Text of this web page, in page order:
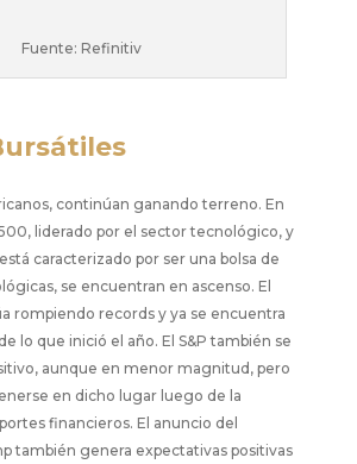
Fuente: Refinitiv
continúan ganando terreno. En
liderado por el sector tecnológico, y
caracterizado por ser una bolsa de
se encuentran en ascenso. El
rompiendo records y ya se encuentra
lo que inició el año. El S&P también se
aunque en menor magnitud, pero
en dicho lugar luego de la
financieros. El anuncio del
también genera expectativas positivas